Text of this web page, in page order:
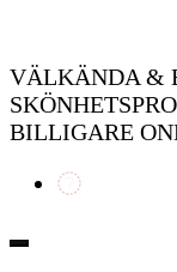
VÄLKÄNDA &
BILLIGARE